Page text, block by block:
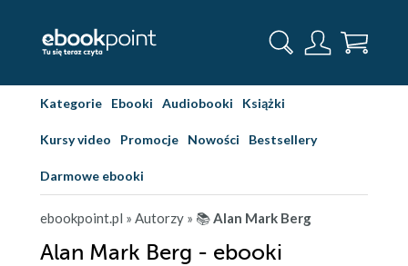
Kategorie Ebooki Audiobooki Książki
Kursy video Promocje Nowości Bestsellery
Darmowe ebooki
ebookpoint.pl » Autorzy » 📚Alan Mark Berg
Alan Mark Berg - ebooki